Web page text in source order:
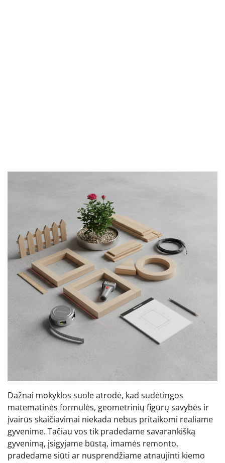
Dažnai mokyklos suole atrodė, kad sudėtingos
matematinės formulės, geometrinių figūrų savybės ir
įvairūs skaičiavimai niekada nebus pritaikomi realiame
gyvenime. Tačiau vos tik pradedame savarankišką
gyvenimą, įsigyjame būstą, imamės remonto,
pradedame siūti ar nusprendžiame atnaujinti kiemo